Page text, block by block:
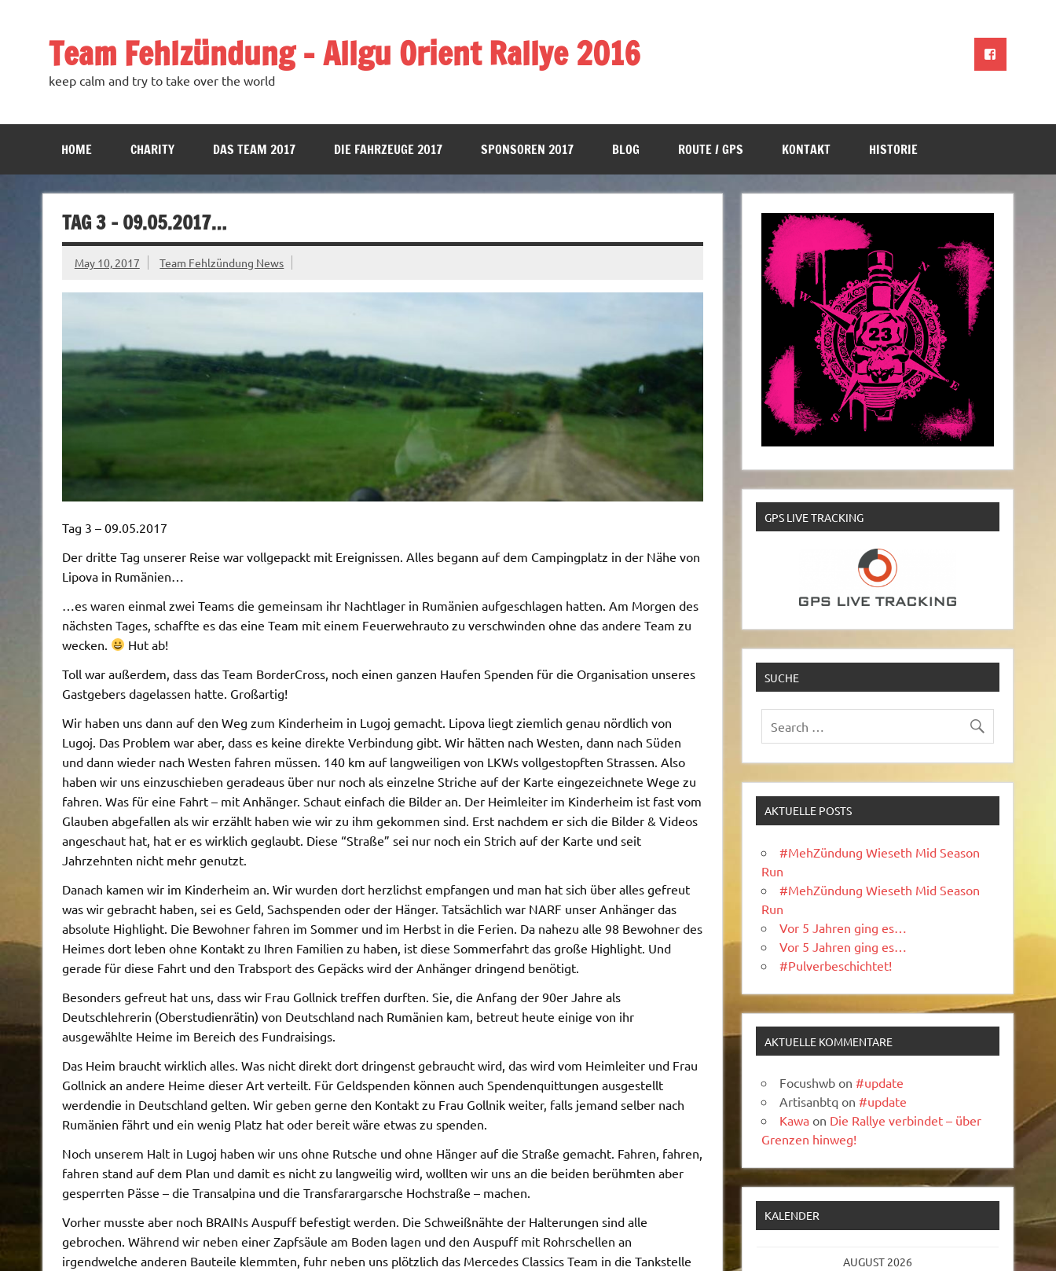
Team Fehlzündung – Allgu Orient Rallye 2016
keep calm and try to take over the world
HOME CHARITY DAS TEAM 2017 DIE FAHRZEUGE 2017 SPONSOREN 2017 BLOG ROUTE / GPS KONTAKT HISTORIE
TAG 3 – 09.05.2017…
May 10, 2017 Team Fehlzündung News
Tag 3 – 09.05.2017
Der dritte Tag unserer Reise war vollgepackt mit Ereignissen. Alles begann auf dem Campingplatz in der Nähe von
Lipova in Rumänien…
…es waren einmal zwei Teams die gemeinsam ihr Nachtlager in Rumänien aufgeschlagen hatten. Am Morgen des
nächsten Tages, schaffte es das eine Team mit einem Feuerwehrauto zu verschwinden ohne das andere Team zu
wecken.
Hut ab!
Toll war außerdem, dass das Team BorderCross, noch einen ganzen Haufen Spenden für die Organisation unseres
Gastgebers dagelassen hatte. Großartig!
Wir haben uns dann auf den Weg zum Kinderheim in Lugoj gemacht. Lipova liegt ziemlich genau nördlich von
Lugoj. Das Problem war aber, dass es keine direkte Verbindung gibt. Wir hätten nach Westen, dann nach Süden
und dann wieder nach Westen fahren müssen. 140 km auf langweiligen von LKWs vollgestopften Strassen. Also
haben wir uns einzuschieben geradeaus über nur noch als einzelne Striche auf der Karte eingezeichnete Wege zu
fahren. Was für eine Fahrt – mit Anhänger. Schaut einfach die Bilder an. Der Heimleiter im Kinderheim ist fast vom
Glauben abgefallen als wir erzählt haben wie wir zu ihm gekommen sind. Erst nachdem er sich die Bilder & Videos
angeschaut hat, hat er es wirklich geglaubt. Diese “Straße” sei nur noch ein Strich auf der Karte und seit
Jahrzehnten nicht mehr genutzt.
Danach kamen wir im Kinderheim an. Wir wurden dort herzlichst empfangen und man hat sich über alles gefreut
was wir gebracht haben, sei es Geld, Sachspenden oder der Hänger. Tatsächlich war NARF unser Anhänger das
absolute Highlight. Die Bewohner fahren im Sommer und im Herbst in die Ferien. Da nahezu alle 98 Bewohner des
Heimes dort leben ohne Kontakt zu Ihren Familien zu haben, ist diese Sommerfahrt das große Highlight. Und
gerade für diese Fahrt und den Trabsport des Gepäcks wird der Anhänger dringend benötigt.
Besonders gefreut hat uns, dass wir Frau Gollnick treffen durften. Sie, die Anfang der 90er Jahre als
Deutschlehrerin (Oberstudienrätin) von Deutschland nach Rumänien kam, betreut heute einige von ihr
ausgewählte Heime im Bereich des Fundraisings.
Das Heim braucht wirklich alles. Was nicht direkt dort dringenst gebraucht wird, das wird vom Heimleiter und Frau
Gollnick an andere Heime dieser Art verteilt. Für Geldspenden können auch Spendenquittungen ausgestellt
werdendie in Deutschland gelten. Wir geben gerne den Kontakt zu Frau Gollnik weiter, falls jemand selber nach
Rumänien fährt und ein wenig Platz hat oder bereit wäre etwas zu spenden.
Noch unserem Halt in Lugoj haben wir uns ohne Rutsche und ohne Hänger auf die Straße gemacht. Fahren, fahren,
fahren stand auf dem Plan und damit es nicht zu langweilig wird, wollten wir uns an die beiden berühmten aber
gesperrten Pässe – die Transalpina und die Transfarargarsche Hochstraße – machen.
Vorher musste aber noch BRAINs Auspuff befestigt werden. Die Schweißnähte der Halterungen sind alle
gebrochen. Während wir neben einer Zapfsäule am Boden lagen und den Auspuff mit Rohrschellen an
irgendwelche anderen Bauteile klemmten, fuhr neben uns plötzlich das Mercedes Classics Team in die Tankstelle
GPS LIVE TRACKING
SUCHE
AKTUELLE POSTS
#MehZündung Wieseth Mid Season
Run
#MehZündung Wieseth Mid Season
Run
Vor 5 Jahren ging es…
Vor 5 Jahren ging es…
#Pulverbeschichtet!
AKTUELLE KOMMENTARE
Focushwb on#update
Artisanbtq on#update
Kawa on Die Rallye verbindet – über
Grenzen hinweg!
KALENDER
AUGUST 2026